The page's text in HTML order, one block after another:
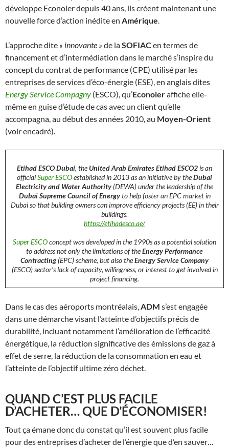
développe Econoler depuis 40 ans, ils créent maintenant une
nouvelle force d’action inédite en Amérique
L’approche dite « innovante » de laSOFIAC en termes de
financement et d’intermédiation dans le marché s’inspire du
concept du contrat de performance (CPE) utilisé par les
entreprises de services d’éco-énergie (ESE), en anglais dites
Energy Service Compagny (ESCO), qu’Econoleraffiche elle-
même en guise d’étude de cas avec un client qu’elle
accompagna, au début des années 2010, au Moyen-Orient
(voir encadré).
Etihad ESCO Dubai, theUnited Arab Emirates Etihad ESCO2is an
officialSuper ESCOestablished in 2013 as an initiative by theDubai
Electricity and Water Authority(DEWA) under the leadership of the
Dubai Supreme Council of Energyto help foster an EPC market in
Dubai so that building owners can improve efficiency projects (EE) in their
buildings.
https://etihadesco.ae/
Super ESCOconcept was developed in the 1990s as a potential solution
to address not only the limitations of theEnergy Performance
Contracting(EPC) scheme, but also theEnergy Service Company
(ESCO) sector’s lack of capacity, willingness, or interest to get involved in
project financing.
Dans le cas des aéroports montréalais, ADM s’est engagée
dans une démarche visant l’atteinte d’objectifs précis de
durabilité, incluant notamment l’amélioration de l’efficacité
énergétique, la réduction significative des émissions de gaz à
effet de serre, la réduction de la consommation en eau et
l’atteinte de l’objectif ultime zéro déchet.
QUAND C’EST PLUS FACILE
D’ACHETER… QUE D’ÉCONOMISER!
Tout ça émane donc du constat qu’il est souvent plus facile
pour des entreprises d’acheter de l’énergie que d’en sauver…